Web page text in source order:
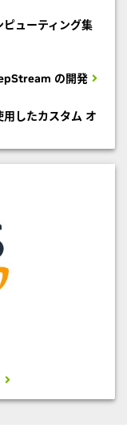
ューティング集
の開発
したカスタム オ